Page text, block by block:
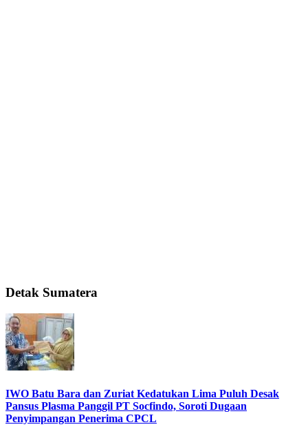
Detak Sumatera
IWO Batu Bara dan Zuriat Kedatukan Lima Puluh Desak
Pansus Plasma Panggil PT Socfindo, Soroti Dugaan
Penyimpangan Penerima CPCL